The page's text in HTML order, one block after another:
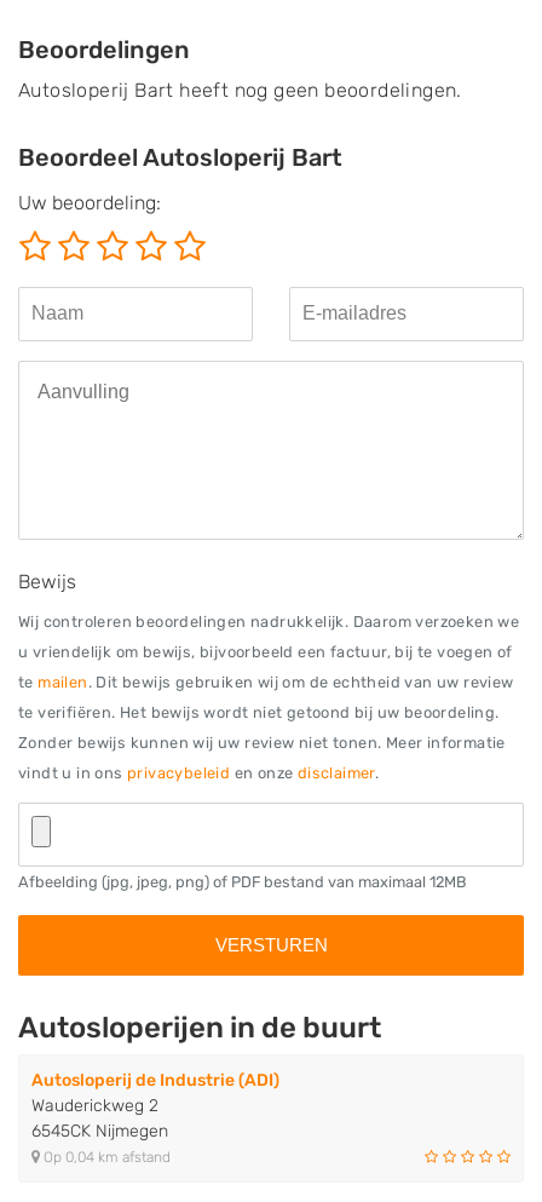
Beoordelingen
Autosloperij Bart heeft nog geen beoordelingen.
Beoordeel Autosloperij Bart
Uw beoordeling:
Bewijs
Wij controleren beoordelingen nadrukkelijk. Daarom verzoeken we
u vriendelijk om bewijs, bijvoorbeeld een factuur, bij te voegen of
te mailen . Dit bewijs gebruiken wij om de echtheid van uw review
te verifiëren. Het bewijs wordt niet getoond bij uw beoordeling.
Zonder bewijs kunnen wij uw review niet tonen. Meer informatie
vindt u in ons privacybeleid en onze disclaimer.
Afbeelding (jpg, jpeg, png) of PDF bestand van maximaal 12MB
Autosloperijen in de buurt
Autosloperij de Industrie (ADI)
Wauderickweg 2
6545CK Nijmegen
Op 0,04 km afstand